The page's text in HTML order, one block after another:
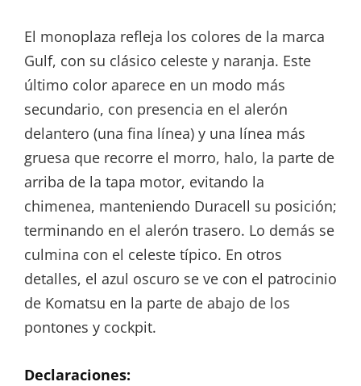
El monoplaza refleja los colores de la marca
Gulf, con su clásico celeste y naranja. Este
último color aparece en un modo más
secundario, con presencia en el alerón
delantero (una fina línea) y una línea más
gruesa que recorre el morro, halo, la parte de
arriba de la tapa motor, evitando la
chimenea, manteniendo Duracell su posición;
terminando en el alerón trasero. Lo demás se
culmina con el celeste típico. En otros
detalles, el azul oscuro se ve con el patrocinio
de Komatsu en la parte de abajo de los
pontones y cockpit.
Declaraciones: